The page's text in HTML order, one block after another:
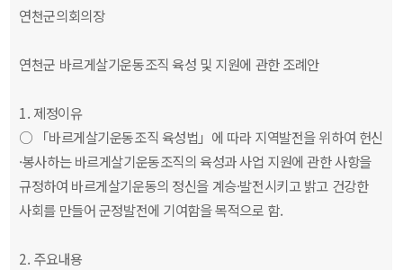
연천군의회의장
연천군 바르게살기운동조직 육성 및 지원에 관한 조례안
1. 제정이유
○ 「바르게살기운동조직 육성법」에 따라 지역발전을 위하여 헌신
·봉사하는 바르게살기운동조직의 육성과 사업 지원에 관한 사항을
규정하여 바르게살기운동의 정신을 계승·발전시키고 밝고 건강한
사회를 만들어 군정발전에 기여함을 목적으로 함.
2. 주요내용